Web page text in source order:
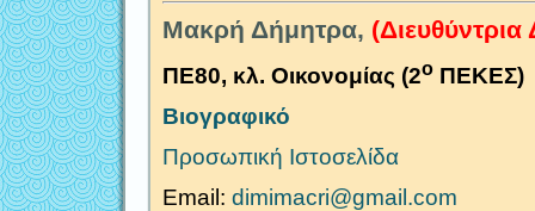
Μακρή Δήμητρα,
ΠΕ80, κλ. Οικονομίας (2ο ΠΕΚΕΣ)
Βιογραφικό
Προσωπική Ιστοσελίδα
Email: dimimacri@gmail.com